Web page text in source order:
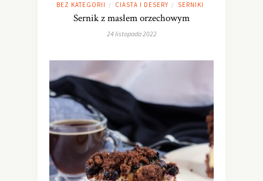
BEZ KATEGORII / CIASTA I DESERY / SERNIKI
Sernik z masłem orzechowym
24 listopada 2022